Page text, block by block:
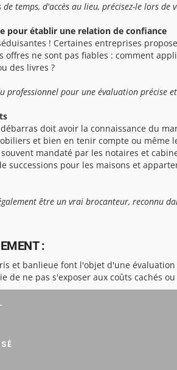
de temps, d'accès au lieu, précisez-le lors
pour établir une relation de confiance
! Certaines entreprises
offres ne sont pas fiables : comment
des livres ?
professionnel pour une évaluation précise
doit avoir la connaissance du
et bien en tenir compte ou même
mandaté par les notaires et
successions pour les maisons et
être un vrai brocanteur, reconnu
:
et banlieue font l'objet d'une
de ne pas s'exposer aux coûts cachés